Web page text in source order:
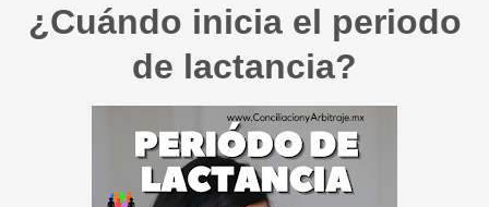
¿Cuándo inicia el periodo
de lactancia?